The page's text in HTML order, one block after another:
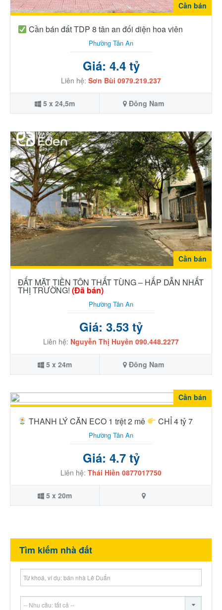
Cần bán
Cần bán đất TDP 8 tân an đối diện hoa viên
Phường Tân An
Giá: 4.4 tỷ
Liên hệ: Sơn Bùi 0979.219.237
5 x 24,5m Đông Nam
Cần bán
ĐẤT MẶT TIỀN TÔN THẤT TÙNG – HẤP DẪN NHẤT
THỊ TRƯỜNG! (Đã bán)
Phường Tân An
Giá: 3.53 tỷ
Liên hệ: Nguyễn Thị Huyền 090.448.2277
5 x 24m Đông Nam
Cần bán
THANH LÝ CĂN ECO 1 trệt 2 mê CHỈ 4 tỷ 7
Phường Tân An
Giá: 4.7 tỷ
Liên hệ: Thái Hiền 0877017750
5 x 20m
Tìm kiếm nhà đất